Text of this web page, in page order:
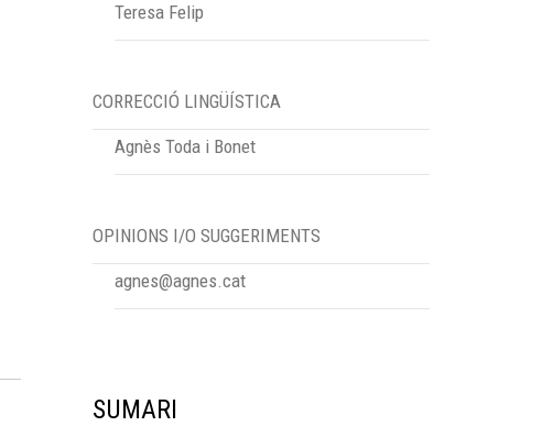
Teresa Felip
CORRECCIÓ LINGÜÍSTICA
Agnès Toda i Bonet
OPINIONS I/O SUGGERIMENTS
agnes@agnes.cat
SUMARI